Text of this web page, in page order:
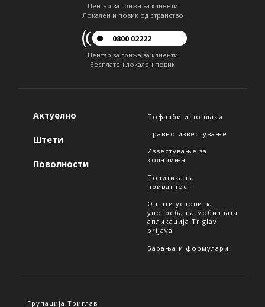
Центар за грижа за клиенти
Локален и повик од странство
0800 02222
Центар за грижа за клиенти
Бесплатен локален повик
Актуелно
Штети
Поволности
Пофалби и поплаки
Правно известување
Известување за
колачиња
Политика на
приватност
Општи услови за
употреба на мобилната
апликација Triglav
prijava
Барања и формулари
Групација Триглав